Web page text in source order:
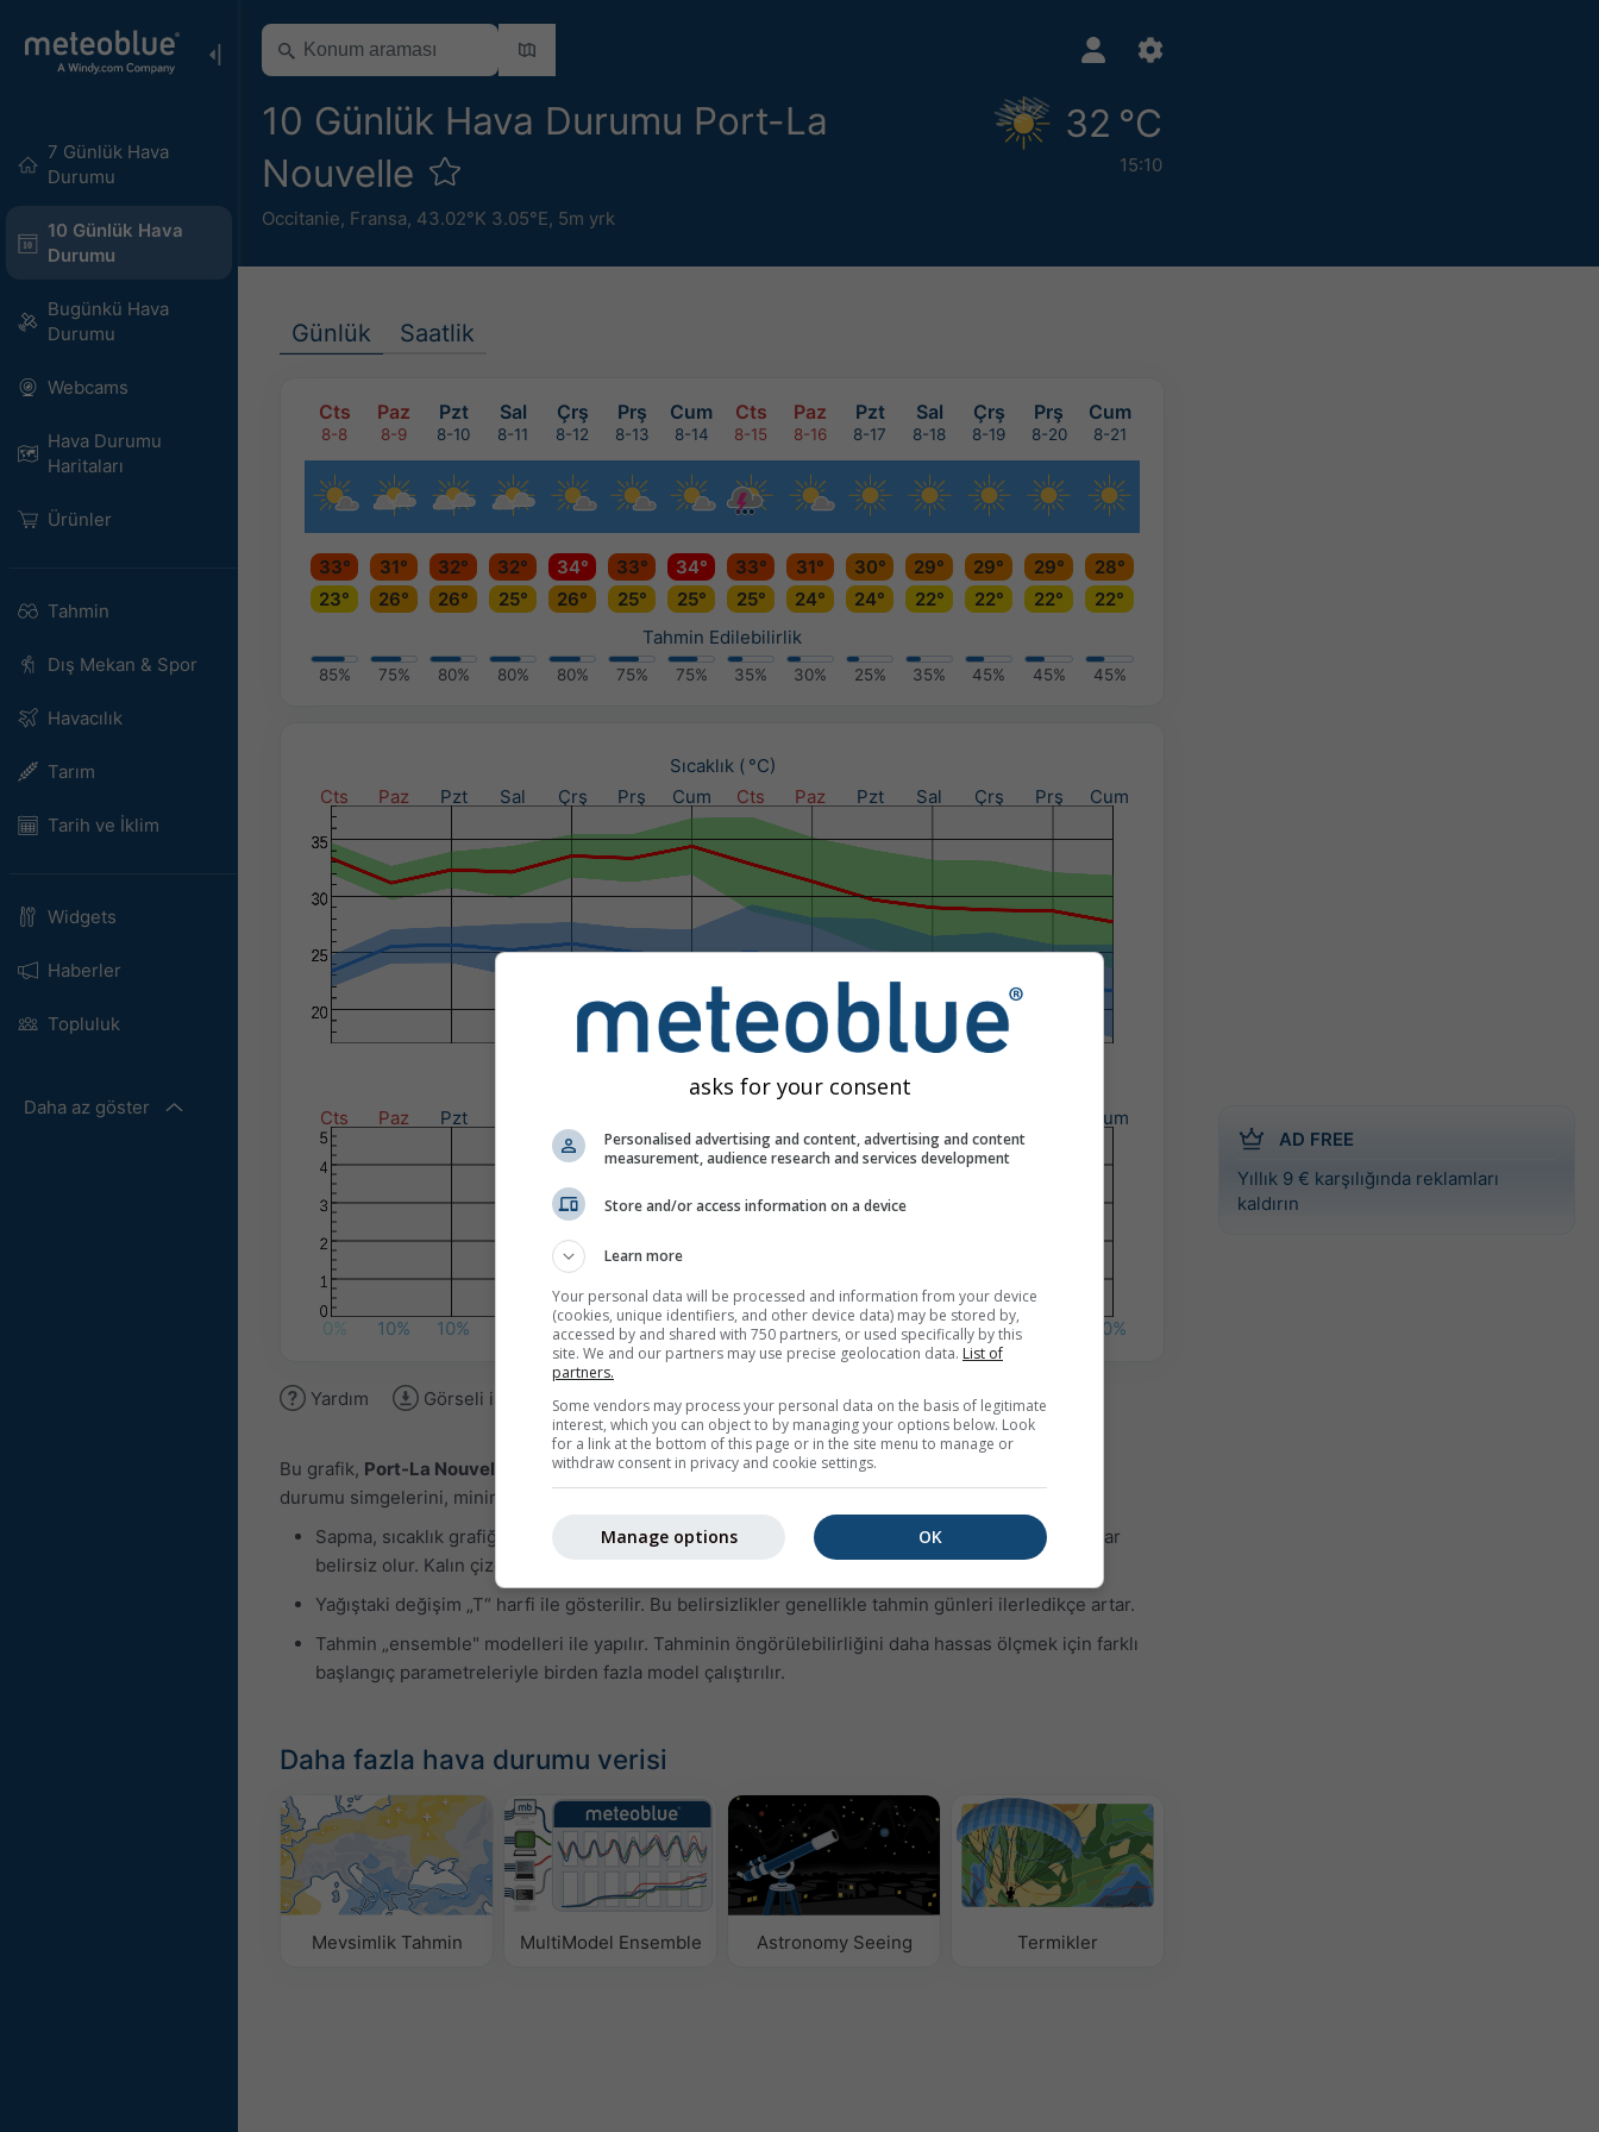
7 Günlük Hava
Durumu
10 Günlük Hava
Durumu
Bugünkü Hava
Durumu
Webcams
Hava Durumu
Haritaları​
Ürünler
Tahmin
Dış Mekan & Spor
Havacılık
Tarım
Tarih ve İklim
Widgets
Haberler
Topluluk
Daha az göster
10 Günlük Hava Durumu Port-La
Nouvelle
Occitanie, Fransa, 43.02°K 3.05°E, 5m yrk
32 °C
15:10
AD FREE
Yıllık 9 € karşılığında reklamları
kaldırın
Günlük Saatlik
Cts Paz Pzt Sal Çrş Prş Cum Cts Paz Pzt Sal Çrş Prş Cum
8-8 8-9 8-10 8-11 8-12 8-13 8-14 8-15 8-16 8-17 8-18 8-19 8-20 8-21
33° 31° 32° 32° 34° 33° 34° 33° 31° 30° 29° 29° 29°
28°
23°
26° 26° 25° 26° 25° 25° 25° 24° 24° 22° 22° 22°
22°
Tahmin Edilebilirlik
85% 75% 80% 80% 80% 75% 75% 35% 30% 25% 35% 45% 45% 45%
Sıcaklık ( °C)
Cts
Paz Pzt Sal Çrş Prş Cum Cts Paz Pzt Sal Çrş Prş Cum
Yağış (mm) / Yağış olasılığı (%)
Cts
Paz Pzt Cum
0% 10% 10% 0% 0% 0% 25% 25% 30% 15% 10% 10%
Yardım Görseli indir
Bu grafik, Port-La Nouvelle (Occitanie, Fransa)için 14 günlük hava durumu eğilimini; günlük hava
durumu simgelerini, minimum ve maksimum sıcaklıkları, yağış miktarını ve olasılığını gösterir.
Sapma, sıcaklık grafiği içinde renklendirilmiştir. Dalgalanmalar ne kadar büyükse, tahmin o kadar
belirsiz olur. Kalın çizgi en olası eğilimi gösterir.
Yağıştaki değişim „T“ harfi ile gösterilir. Bu belirsizlikler genellikle tahmin günleri ilerledikçe artar.
Tahmin „ensemble" modelleri ile yapılır. Tahminin öngörülebilirliğini daha hassas ölçmek için farklı
başlangıç parametreleriyle birden fazla model çalıştırılır.
Daha fazla hava durumu verisi
Mevsimlik Tahmin MultiModel Ensemble Astronomy Seeing Termikler
asks for your consent
Personalised advertising and content, advertising and content
measurement, audience research and services development
Store and/or access information on a device
Learn more
Your personal data will be processed and information from your device
(cookies, unique identifiers, and other device data) may be stored by,
accessed by and shared with 750 partners, or used specifically by this
site. We and our partners may use precise geolocation data. List of
partners.
Some vendors may process your personal data on the basis of legitimate
interest, which you can object to by managing your options below. Look
for a link at the bottom of this page or in the site menu to manage or
withdraw consent in privacy and cookie settings.
OK
Manage options